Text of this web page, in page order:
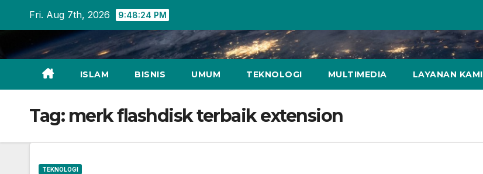
content
Fri. Aug 7th, 2026 9:48:24 PM
ISLAM BISNIS UMUM TEKNOLOGI MULTIMEDIA LAYANAN KAMI
Tag: merk flashdisk terbaik extension
TEKNOLOGI